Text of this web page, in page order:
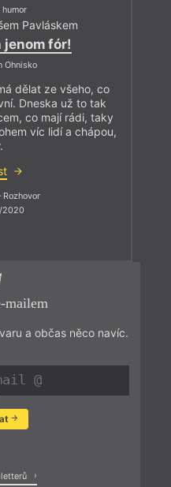
humor
Pavláskem
jenom fór!
Ohnisko
dělat ze všeho, co
Dneska už to tak
co mají rádi, taky
víc lidí a chápou,
Rozhovor
2020
mailem
a občas něco navíc.